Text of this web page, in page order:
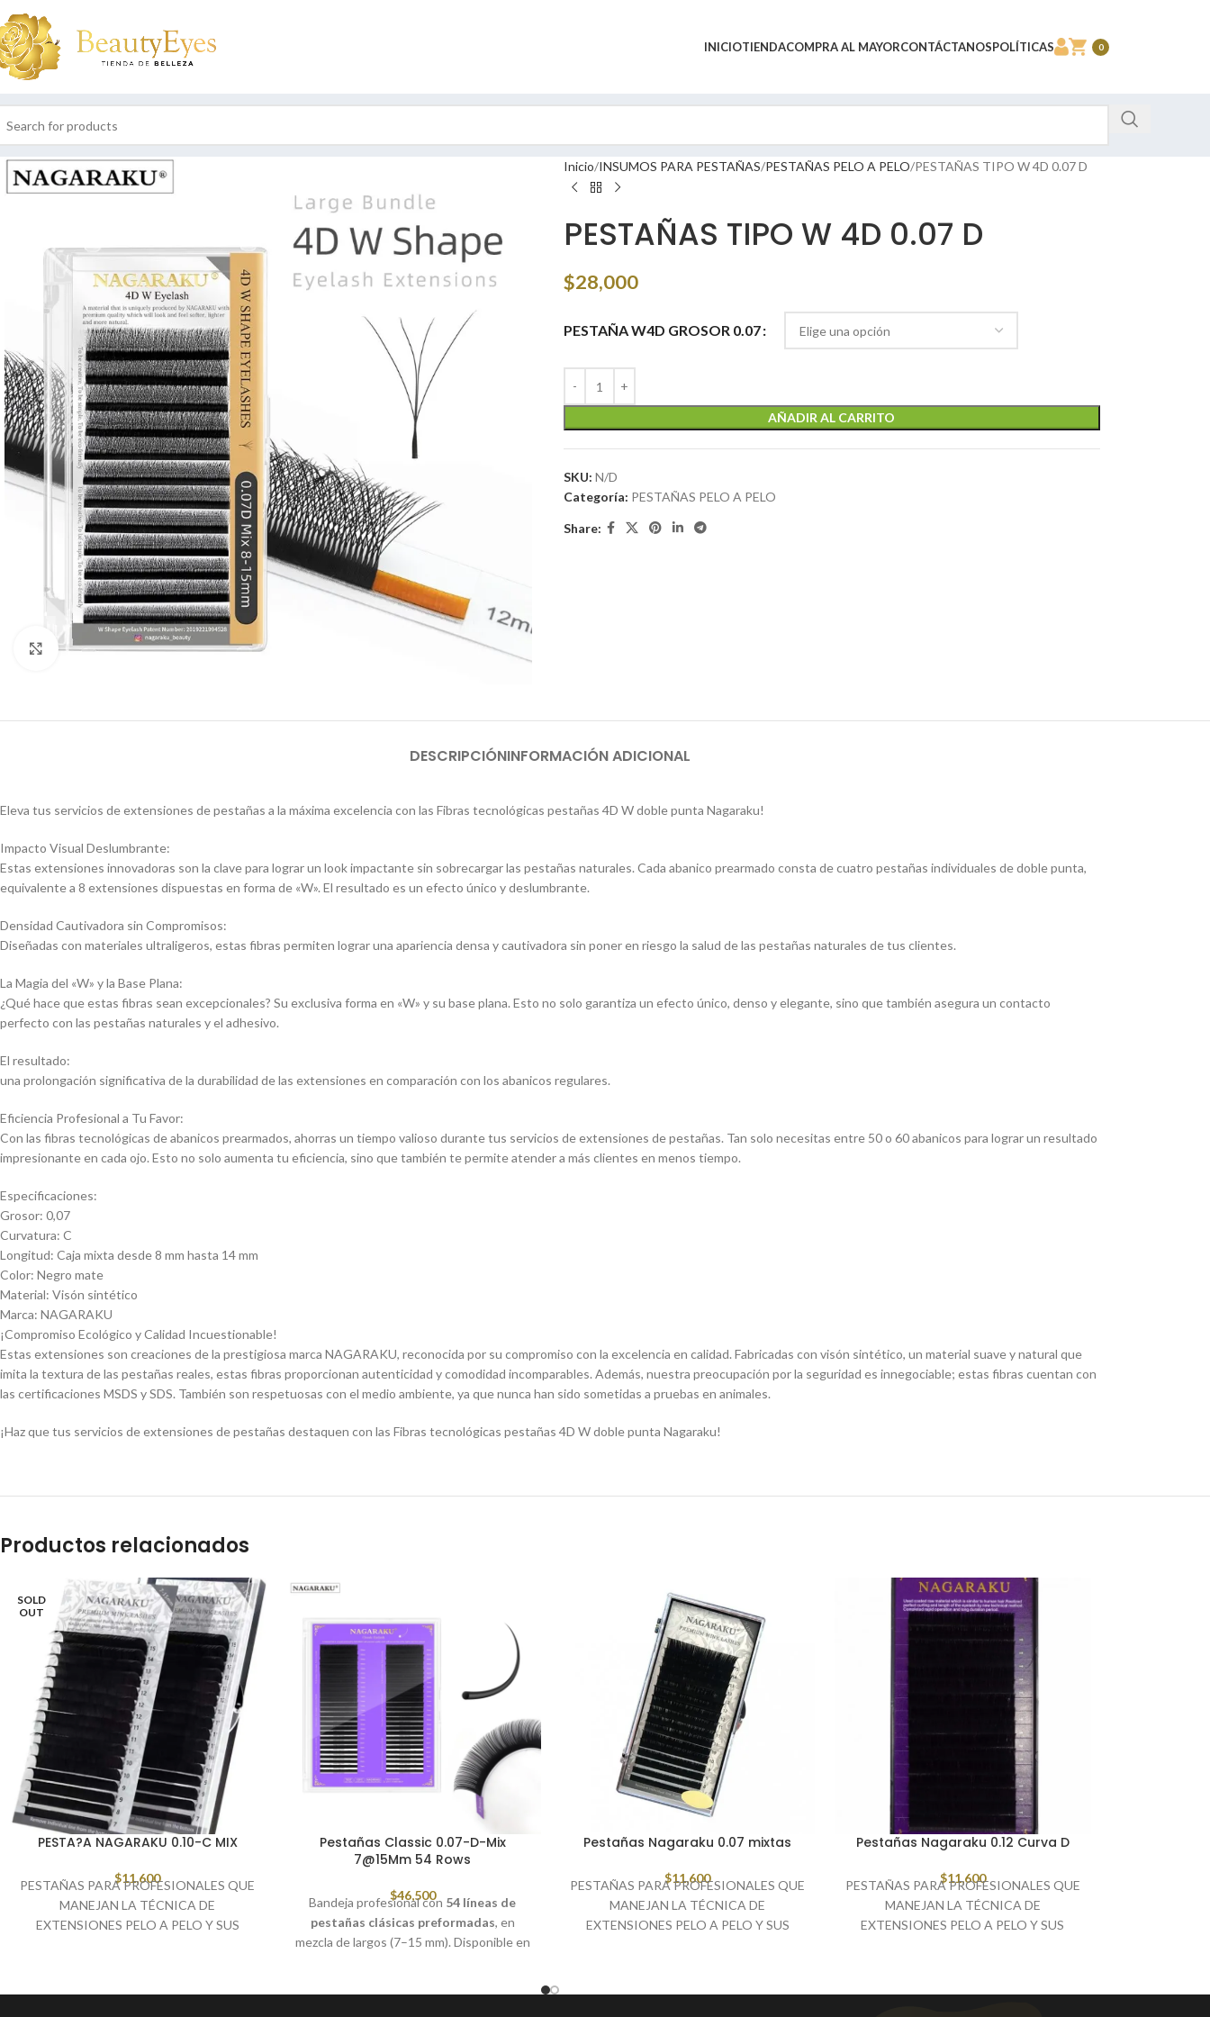
INICIOTIENDACOMPRA AL MAYORCONTÁCTANOSPOLÍTICAS 0
Click to enlarge
Inicio INSUMOS PARA PESTAÑAS PESTAÑAS PELO A PELO PESTAÑAS TIPO W 4D 0.07 D
PESTAÑAS TIPO W 4D 0.07 D
$28,000
PESTAÑA W4D GROSOR 0.07
AÑADIR AL CARRITO
SKU: N/D
Categoría: PESTAÑAS PELO A PELO
Share:
DESCRIPCIÓNINFORMACIÓN ADICIONAL
Eleva tus servicios de extensiones de pestañas a la máxima excelencia con las Fibras tecnológicas pestañas 4D W doble punta Nagaraku!
Impacto Visual Deslumbrante:
Estas extensiones innovadoras son la clave para lograr un look impactante sin sobrecargar las pestañas naturales. Cada abanico prearmado consta de cuatro pestañas individuales de doble punta,
equivalente a 8 extensiones dispuestas en forma de «W». El resultado es un efecto único y deslumbrante.
Densidad Cautivadora sin Compromisos:
Diseñadas con materiales ultraligeros, estas fibras permiten lograr una apariencia densa y cautivadora sin poner en riesgo la salud de las pestañas naturales de tus clientes.
La Magia del «W» y la Base Plana:
¿Qué hace que estas fibras sean excepcionales? Su exclusiva forma en «W» y su base plana. Esto no solo garantiza un efecto único, denso y elegante, sino que también asegura un contacto
perfecto con las pestañas naturales y el adhesivo.
El resultado:
una prolongación significativa de la durabilidad de las extensiones en comparación con los abanicos regulares.
Eficiencia Profesional a Tu Favor:
Con las fibras tecnológicas de abanicos prearmados, ahorras un tiempo valioso durante tus servicios de extensiones de pestañas. Tan solo necesitas entre 50 o 60 abanicos para lograr un resultado
impresionante en cada ojo. Esto no solo aumenta tu eficiencia, sino que también te permite atender a más clientes en menos tiempo.
Especificaciones:
Grosor: 0,07
Curvatura: C
Longitud: Caja mixta desde 8 mm hasta 14 mm
Color: Negro mate
Material: Visón sintético
Marca: NAGARAKU
¡Compromiso Ecológico y Calidad Incuestionable!
Estas extensiones son creaciones de la prestigiosa marca NAGARAKU, reconocida por su compromiso con la excelencia en calidad. Fabricadas con visón sintético, un material suave y natural que
imita la textura de las pestañas reales, estas fibras proporcionan autenticidad y comodidad incomparables. Además, nuestra preocupación por la seguridad es innegociable; estas fibras cuentan con
las certificaciones MSDS y SDS. También son respetuosas con el medio ambiente, ya que nunca han sido sometidas a pruebas en animales.
¡Haz que tus servicios de extensiones de pestañas destaquen con las Fibras tecnológicas pestañas 4D W doble punta Nagaraku!
Productos relacionados
SOLD
OUT
PESTA?A NAGARAKU 0.10-C MIX
$11,600
PESTAÑAS PARA PROFESIONALES QUE
MANEJAN LA TÉCNICA DE
EXTENSIONES PELO A PELO Y SUS
Pestañas Classic 0.07-D-Mix
7@15Mm 54 Rows
$46,500
Bandeja profesional con 54 líneas de
pestañas clásicas preformadas, en
mezcla de largos (7–15 mm). Disponible en
Pestañas Nagaraku 0.07 mixtas
$11,600
PESTAÑAS PARA PROFESIONALES QUE
MANEJAN LA TÉCNICA DE
EXTENSIONES PELO A PELO Y SUS
Pestañas Nagaraku 0.12 Curva D
$11,600
PESTAÑAS PARA PROFESIONALES QUE
MANEJAN LA TÉCNICA DE
EXTENSIONES PELO A PELO Y SUS